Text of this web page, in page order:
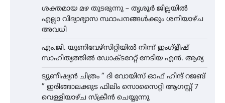
ശക്തമായ മഴ തുടരുന്നു – തൃശൂർ ജില്ലയിൽ
എല്ലാ വിദ്യാഭ്യാസ സ്ഥാപനങ്ങൾക്കും ശനിയാഴ്ച
അവധി
എം.ജി. യൂണിവേഴ്‌സിറ്റിയിൽ നിന്ന് ഇംഗ്ളീഷ്
സാഹിത്യത്തിൽ ഡോക്ടറേറ്റ് നേടിയ എൻ. ആര്യ
ട്യുണീഷ്യൻ ചിത്രം ” ദി വോയിസ് ഓഫ് ഹിന്ദ് റജബ്
” ഇരിങ്ങാലക്കുട ഫിലിം സൊസൈറ്റി ആഗസ്റ്റ് 7
വെള്ളിയാഴ്ച സ്‌ക്രീൻ ചെയ്യുന്നു